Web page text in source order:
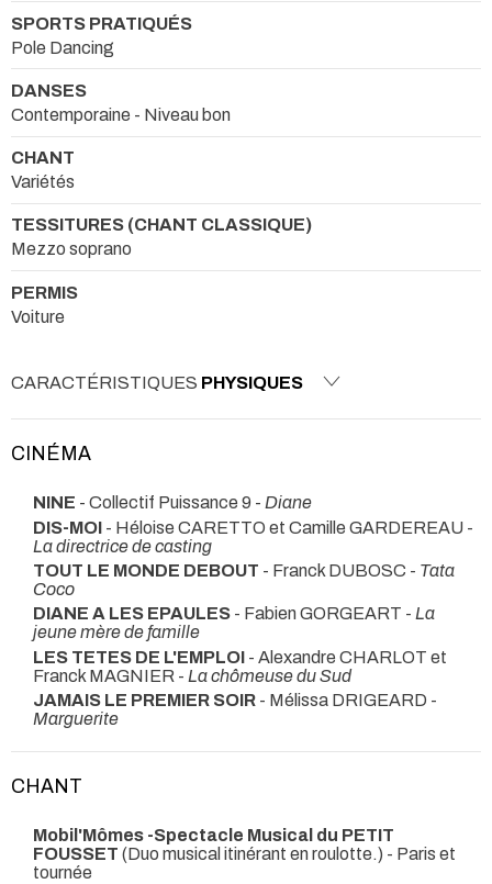
SPORTS PRATIQUÉS
Pole Dancing
DANSES
Contemporaine - Niveau bon
CHANT
Variétés
TESSITURES (CHANT CLASSIQUE)
Mezzo soprano
PERMIS
Voiture
CARACTÉRISTIQUES PHYSIQUES
CINÉMA
NINE - Collectif Puissance 9 - Diane
DIS-MOI - Héloise CARETTO et Camille GARDEREAU -
La directrice de casting
TOUT LE MONDE DEBOUT - Franck DUBOSC - Tata
Coco
DIANE A LES EPAULES - Fabien GORGEART - La
jeune mère de famille
LES TETES DE L'EMPLOI - Alexandre CHARLOT et
Franck MAGNIER - La chômeuse du Sud
JAMAIS LE PREMIER SOIR - Mélissa DRIGEARD -
Marguerite
CHANT
Mobil'Mômes -Spectacle Musical du PETIT
FOUSSET (Duo musical itinérant en roulotte.) - Paris et
tournée